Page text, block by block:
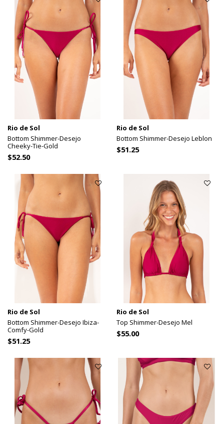
Rio de Sol
Bottom Shimmer-Desejo
Cheeky-Tie-Gold
$52.50
Rio de Sol
Bottom Shimmer-Desejo Leblon
$51.25
Rio de Sol
Bottom Shimmer-Desejo Ibiza-
Comfy-Gold
$51.25
Rio de Sol
Top Shimmer-Desejo Mel
$55.00